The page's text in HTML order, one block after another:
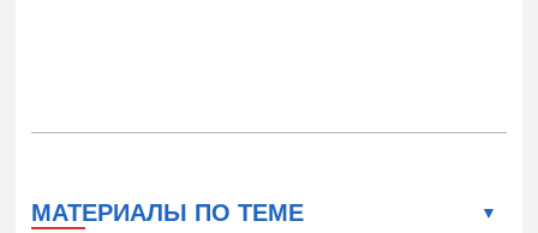
МАТЕРИАЛЫ ПО ТЕМЕ